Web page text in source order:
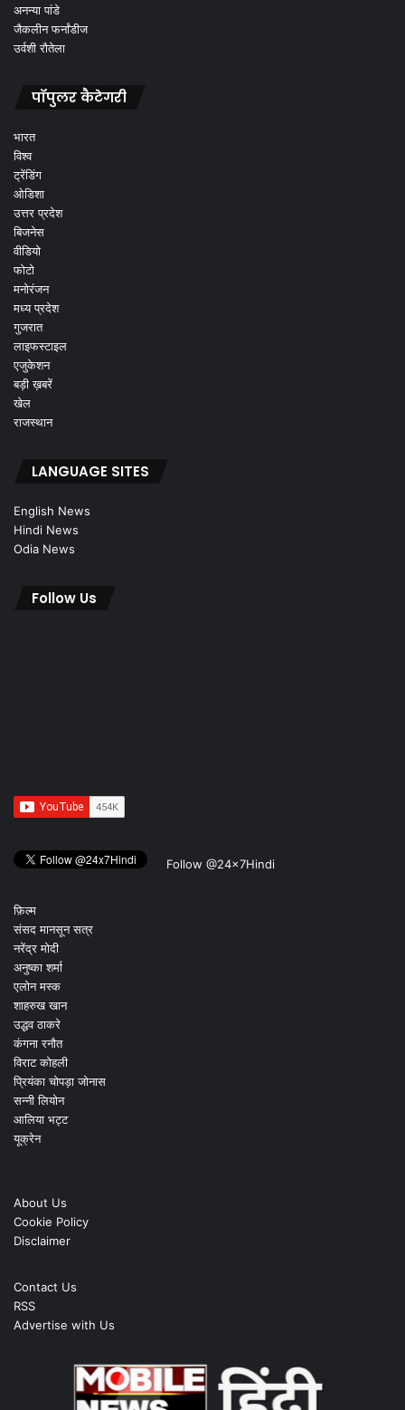
अनन्या पांडे
जैकलीन फर्नांडीज
उर्वशी रौतेला
पॉपुलर कैटेगरी
भारत
विश्व
ट्रेंडिंग
ओडिशा
उत्तर प्रदेश
बिजनेस
वीडियो
फोटो
मनोरंजन
मध्य प्रदेश
गुजरात
लाइफस्टाइल
एजुकेशन
बड़ी ख़बरें
खेल
राजस्थान
LANGUAGE SITES
English News
Hindi News
Odia News
Follow Us
Follow @24x7Hindi
फ़िल्म
संसद मानसून सत्र
नरेंद्र मोदी
अनुष्का शर्मा
एलोन मस्क
शाहरुख खान
उद्धव ठाकरे
कंगना रनौत
विराट कोहली
प्रियंका चोपड़ा जोनास
सन्नी लियोन
आलिया भट्ट
यूक्रेन
About Us
Cookie Policy
Disclaimer
Contact Us
RSS
Advertise with Us